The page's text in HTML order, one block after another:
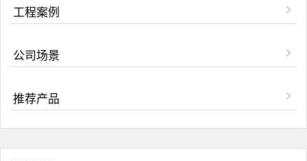
工程案例
公司场景
推荐产品